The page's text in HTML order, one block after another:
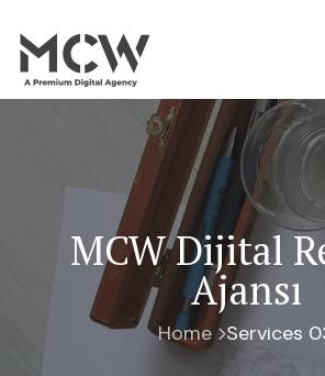
MCW Dijital
Ajansı
Home Services